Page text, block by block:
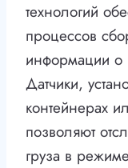
технологий
процессов
информации о
Датчики,
контейнерах
позволяют
груза в